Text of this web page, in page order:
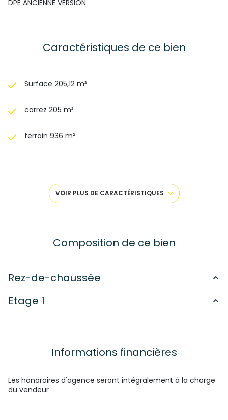
DPE ANCIENNE VERSION
Caractéristiques de ce bien
Surface 205,12 m²
carrez 205 m²
terrain 936 m²
séjour 26 m²
5 chambre(s)
1 salle(s) d'eau
cuisine américaine (équipée)
VOIR PLUS DE CARACTÉRISTIQUES
Composition de ce bien
Rez-de-chaussée
cuisine
chambre
14 m²
salle de bain
Etage 1
Informations financières
Les honoraires d'agence seront intégralement à la charge
du vendeur